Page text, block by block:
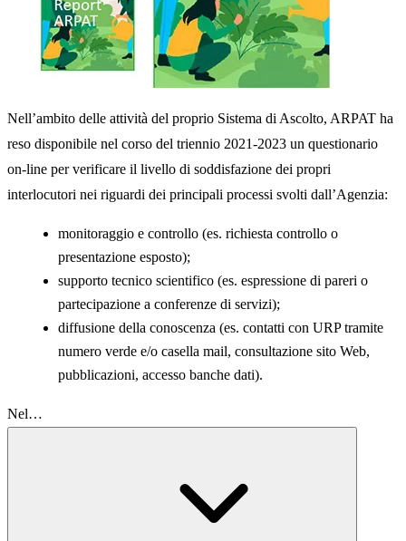
Nell’ambito delle attività del proprio Sistema di Ascolto, ARPAT ha
reso disponibile nel corso del triennio 2021-2023 un questionario
on-line per verificare il livello di soddisfazione dei propri
interlocutori nei riguardi dei principali processi svolti dall’Agenzia:
monitoraggio e controllo (es. richiesta controllo o
presentazione esposto);
supporto tecnico scientifico (es. espressione di pareri o
partecipazione a conferenze di servizi);
diffusione della conoscenza (es. contatti con URP tramite
numero verde e/o casella mail, consultazione sito Web,
pubblicazioni, accesso banche dati).
Nel…